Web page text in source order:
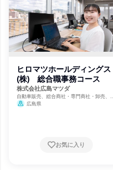
ヒロマツホールディングス
(株) 総合職事務コース
株式会社広島マツダ
自動車販売、総合商社・専門商社・卸売、観
光・旅行・宿泊
広島県
お気に入り